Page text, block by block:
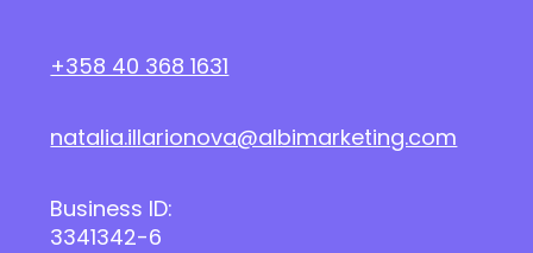
+358 40 368 1631
natalia.illarionova@albimarketing.com
Business ID:
3341342-6